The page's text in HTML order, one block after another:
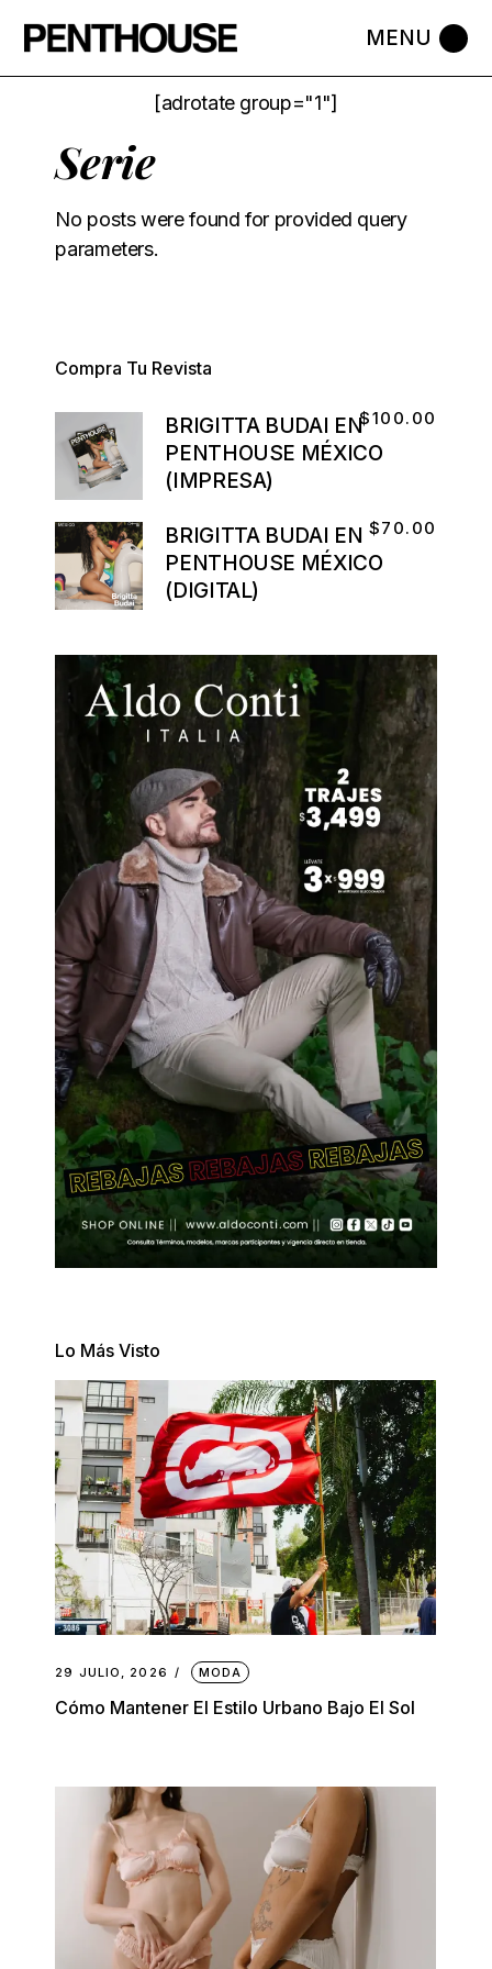
[adrotate group="1"]
Serie
No posts were found for provided query
parameters.
Compra Tu Revista
BRIGITTA BUDAI EN
PENTHOUSE MÉXICO
(IMPRESA)
$100.00
BRIGITTA BUDAI EN
PENTHOUSE MÉXICO
(DIGITAL)
$70.00
Lo Más Visto
29 JULIO, 2026 MODA
Cómo Mantener El Estilo Urbano Bajo El Sol